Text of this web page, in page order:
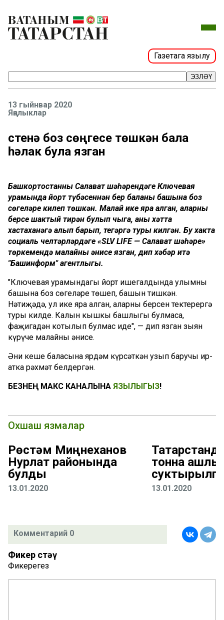
Газетага язылу
ЭЗЛӘҮ
13 гыйнвар 2020
Яңалыклар
Өстенә боз сөңгесе төшкән бала
һәлак була язган
Башкортостанның Салават шәһәрендәге Ключевая
урамында йорт түбәсеннән бер баланың башына боз
сөңгеләре килеп төшкән. Малай ике яра алган, аларның
берсе шактый тирән булып чыга, аны хәтта
хастаханәгә алып барып, тегәргә туры килгән. Бу хакта
социаль челтәрләрдәге «SLV LIFE — Салават шәһәре»
төркемендә малайның әнисе язган, дип хәбәр итә
"Башинформ" агентлыгы.
"Ключевая урамындагы йорт ишегалдында улымның
башына боз сөңгеләре төшеп, башын тишкән.
Нәтиҗәдә, ул ике яра алган, аларның берсен тектерергә
туры килде. Калын кышкы башлыгы булмаса,
фаҗигадән котылып булмас иде", — дип язган зыян
күрүче малайның әнисе.
Әни кеше баласына ярдәм күрсәткән узып баручы ир-
атка рәхмәт белдергән.
БЕЗНЕҢ МАКС КАНАЛЫНА ЯЗЫЛЫГЫЗ!
Охшаш язмалар
Рөстәм Миңнеханов
Нурлат районында
булды
13.01.2020
тонна
13.01.2020
Комментарий 0
Фикер өстәү
Фикерегез